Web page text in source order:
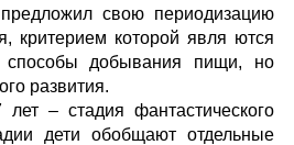
свою периодизацию
критерием которой явля ются
способы добывания пищи, но
развития.
– стадия фантастического
дети обобщают отдельные